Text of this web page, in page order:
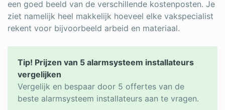
een goed beeld van de verschillende kostenposten. Je
ziet namelijk heel makkelijk hoeveel elke vakspecialist
rekent voor bijvoorbeeld arbeid en materiaal.
Tip! Prijzen van 5 alarmsysteem installateurs
vergelijken
Vergelijk en bespaar door 5 offertes van de
beste alarmsysteem installateurs aan te vragen.